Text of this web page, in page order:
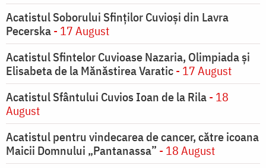
Acatistul Soborului Sfinților Cuvioși din Lavra
Pecerska- 17 August
Acatistul Sfintelor Cuvioase Nazaria, Olimpiada și
Elisabeta de la Mănăstirea Varatic- 17 August
Acatistul Sfântului Cuvios Ioan de la Rila- 18
August
Acatistul pentru vindecarea de cancer, către icoana
Maicii Domnului „Pantanassa” - 18 August